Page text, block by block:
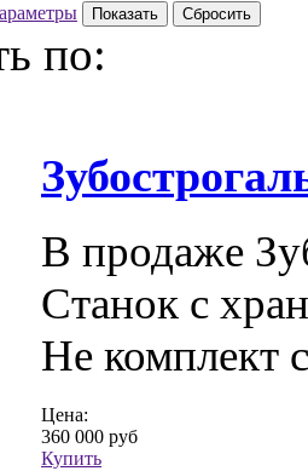
по:
В продаже
Станок с
Не комплект
Цена:
360 000 руб
Купить